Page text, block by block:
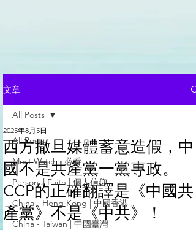
文章
All Posts
Must Watch | 必看
Personal Faith | 個人信仰
China - Hong Kong | 中國香港
China - Taiwan | 中國臺灣
All Posts
西方撒旦媒體蓄意造假，中
國不是共產黨一黨專政。
CCP的正確翻譯是《中國共
產黨》不是《中共》！
2025年8月5日